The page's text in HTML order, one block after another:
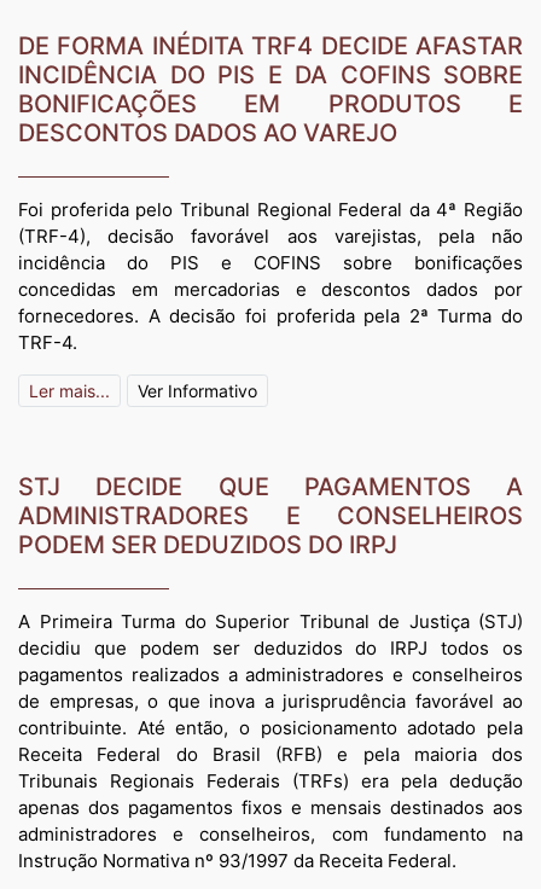
DE FORMA INÉDITA TRF4 DECIDE AFASTAR
INCIDÊNCIA DO PIS E DA COFINS SOBRE
BONIFICAÇÕES EM PRODUTOS E
DESCONTOS DADOS AO VAREJO
Foi proferida pelo Tribunal Regional Federal da 4ª Região
(TRF-4), decisão favorável aos varejistas, pela não
incidência do PIS e COFINS sobre bonificações
concedidas em mercadorias e descontos dados por
fornecedores. A decisão foi proferida pela 2ª Turma do
TRF-4.
Ler mais... Ver Informativo
STJ DECIDE QUE PAGAMENTOS A
ADMINISTRADORES E CONSELHEIROS
PODEM SER DEDUZIDOS DO IRPJ
A Primeira Turma do Superior Tribunal de Justiça (STJ)
decidiu que podem ser deduzidos do IRPJ todos os
pagamentos realizados a administradores e conselheiros
de empresas, o que inova a jurisprudência favorável ao
contribuinte. Até então, o posicionamento adotado pela
Receita Federal do Brasil (RFB) e pela maioria dos
Tribunais Regionais Federais (TRFs) era pela dedução
apenas dos pagamentos fixos e mensais destinados aos
administradores e conselheiros, com fundamento na
Instrução Normativa nº 93/1997 da Receita Federal.